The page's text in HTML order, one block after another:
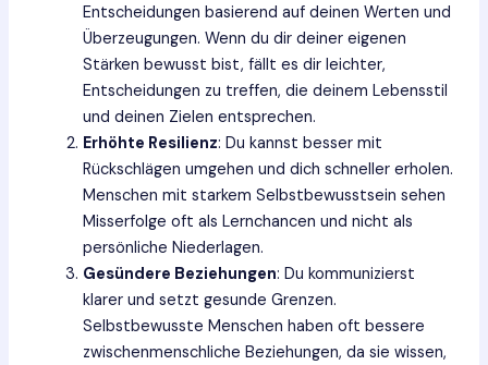
Entscheidungen basierend auf deinen Werten und
Überzeugungen. Wenn du dir deiner eigenen
Stärken bewusst bist, fällt es dir leichter,
Entscheidungen zu treffen, die deinem Lebensstil
und deinen Zielen entsprechen.
Erhöhte Resilienz: Du kannst besser mit
Rückschlägen umgehen und dich schneller erholen.
Menschen mit starkem Selbstbewusstsein sehen
Misserfolge oft als Lernchancen und nicht als
persönliche Niederlagen.
Gesündere Beziehungen: Du kommunizierst
klarer und setzt gesunde Grenzen.
Selbstbewusste Menschen haben oft bessere
zwischenmenschliche Beziehungen, da sie wissen,